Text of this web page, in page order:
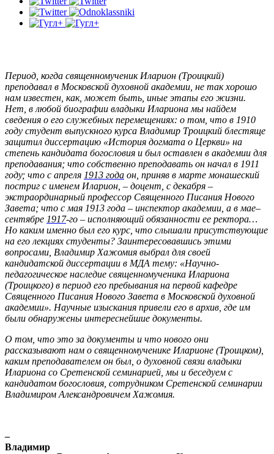
Период, когда священномученик Иларион (Троицкий)
преподавал в Московской духовной академии, не так хорошо
нам известен, как, может быть, иные этапы его жизни.
Нет, в любой биографии владыки Илариона мы найдем
сведения о его служебных перемещениях: о том, что в 1910
году студент выпускного курса Владимир Троицкий блестяще
защитил диссертацию «История догмата о Церкви» на
степень кандидата богословия и был оставлен в академии для
преподавания; что собственно преподавать он начал в 1911
году; что с апреля 1913 года он, приняв в марте монашеский
постриг с именем Иларион, – доцент, с декабря –
экстраординарный профессор Священного Писания Нового
Завета; что с мая 1913 года – инспектор академии, а в мае–
сентябре 1917-го – исполняющий обязанности ее ректора…
Но каким именно был его курс, что слышали присутствующие
на его лекциях студенты? Заинтересовавшись этими
вопросами, Владимир Хажомия выбрал для своей
кандидатской диссертации в МДА тему: «Научно-
педагогическое наследие священномученика Илариона
(Троицкого) в период его пребывания на первой кафедре
Священного Писания Нового Завета в Московской духовной
академии». Научные изыскания привели его в архив, где им
были обнаружены интереснейшие документы.
О том, что это за документы и что нового они
рассказывают нам о священномученике Иларионе (Троицком),
каким преподавателем он был, о духовной связи владыки
Илариона со Сретенской семинарией, мы и беседуем с
кандидатом богословия, сотрудником Сретенской семинарии
Владимиром Александровичем Хажомия.
–
Владимир